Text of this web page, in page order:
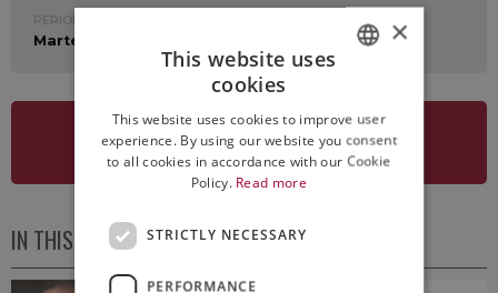
PERIOD:
Martedì 15 Marzo 2022
SEE NEWSLETTER
IN THIS ISSUE
ENGLISH
×
This website uses
cookies
This website uses cookies to improve user
experience. By using our website you consent
to all cookies in accordance with our Cookie
Policy. Read more
STRICTLY NECESSARY
PERFORMANCE